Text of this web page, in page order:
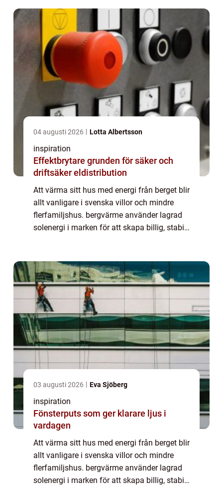
04 augusti 2026 Lotta Albertsson
inspiration
Effektbrytare grunden för säker och
driftsäker eldistribution
Att värma sitt hus med energi från berget blir
allt vanligare i svenska villor och mindre
flerfamiljshus. bergvärme använder lagrad
solenergi i marken för att skapa billig, stabil
03 augusti 2026 Eva Sjöberg
inspiration
Fönsterputs som ger klarare ljus i
vardagen
Att värma sitt hus med energi från berget blir
allt vanligare i svenska villor och mindre
flerfamiljshus. bergvärme använder lagrad
solenergi i marken för att skapa billig, stabil